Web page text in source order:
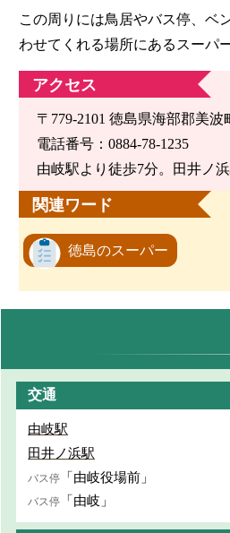
この周りには鳥居やバス停、ベ
わせてくれる場所にあるスーパ
アクセス
〒779-2101 徳島県海部郡美波
電話番号：0884-78-1235
由岐駅より徒歩7分。田井ノ
関連ワード
徳島のスーパー
交通
由岐駅
田井ノ浜駅
バス停 「由岐役場前」
バス停 「由岐」